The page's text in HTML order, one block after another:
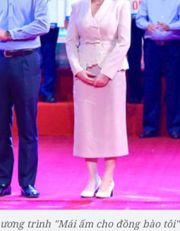
trình "Mái ấm cho đồng bào tôi"